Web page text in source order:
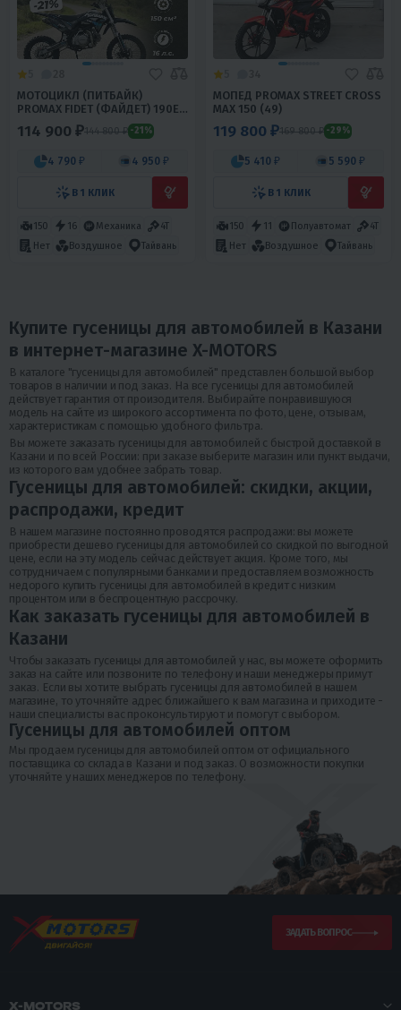
МОТОЦИКЛ (ПИТБАЙК)
PROMAX FIDET (ФАЙДЕТ) 190E
114 900 ₽144 800 ₽ -21%
4 790 ₽ 4 950 ₽
В 1 КЛИК
150 16 Механика
4T
Нет
Воздушное Тайвань
МОПЕД PROMAX STREET CROSS
MAX 150 (49)
119 800 ₽169 800 ₽ -29%
5 410 ₽ 5 590 ₽
В 1 КЛИК
150 11 Полуавтомат
4T
Нет
Воздушное Тайвань
Купите гусеницы для автомобилей в Казани
в интернет-магазине X-MOTORS
В каталоге "гусеницы для автомобилей" представлен большой выбор
товаров в наличии и под заказ. На все гусеницы для автомобилей
действует гарантия от произодителя. Выбирайте понравившуюся
модель на сайте из широкого ассортимента по фото, цене, отзывам,
характеристикам с помощью удобного фильтра.
Вы можете заказать гусеницы для автомобилей с быстрой доставкой в
Казани и по всей России: при заказе выберите магазин или пункт выдачи,
из которого вам удобнее забрать товар.
Гусеницы для автомобилей: скидки, акции,
распродажи, кредит
В нашем магазине постоянно проводятся распродажи: вы можете
приобрести дешево гусеницы для автомобилей со скидкой по выгодной
цене, если на эту модель сейчас действует акция. Кроме того, мы
сотрудничаем с популярными банками и предоставляем возможность
недорого купить гусеницы для автомобилей в кредит с низким
процентом или в беспроцентную рассрочку.
Как заказать гусеницы для автомобилей в
Казани
Чтобы заказать гусеницы для автомобилей у нас, вы можете оформить
заказ на сайте или позвоните по телефону и наши менеджеры примут
заказ. Если вы хотите выбрать гусеницы для автомобилей в нашем
магазине, то уточняйте адрес ближайшего к вам магазина и приходите -
наши специалисты вас проконсультируют и помогут с выбором.
Гусеницы для автомобилей оптом
Мы продаем гусеницы для автомобилей оптом от официального
поставщика со склада в Казани и под заказ. О возможности покупки
уточняйте у наших менеджеров по телефону.
ЗАДАТЬ ВОПРОС
X-MOTORS